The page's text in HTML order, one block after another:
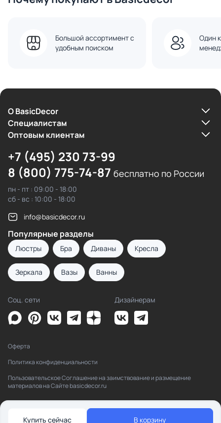
Большой ассортимент с
удобным поиском
Один
Купить сейчас В корзину
О BasicDecor
Cпециалистам
Оптовым клиентам
+7 (495) 230 73-99
8 (800) 775-74-87 бесплатно по России
пн - пт : 09:00 - 18:00
сб - вс : 10:00 - 18:00
info@basicdecor.ru
Популярные разделы
Люстры Бра Диваны Кресла
Зеркала Вазы Ванны
Соц. сети Дизайнерам
Оферта
Политика конфиденциальности
Пользовательское Соглашение на заимствование и размещение
материалов на Сайте basicdecor.ru